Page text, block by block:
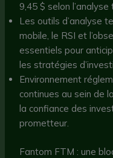
9,45 $ selon
Les outils d’analyse
mobile, le RSI et
essentiels pour
les stratégies
Environnement
continues au sein de
la confiance des
prometteur.
Fantom FTM : une